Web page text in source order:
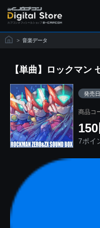
> 音楽データ
【単曲】ロックマン
発売日
商品コ
150
7ポイ